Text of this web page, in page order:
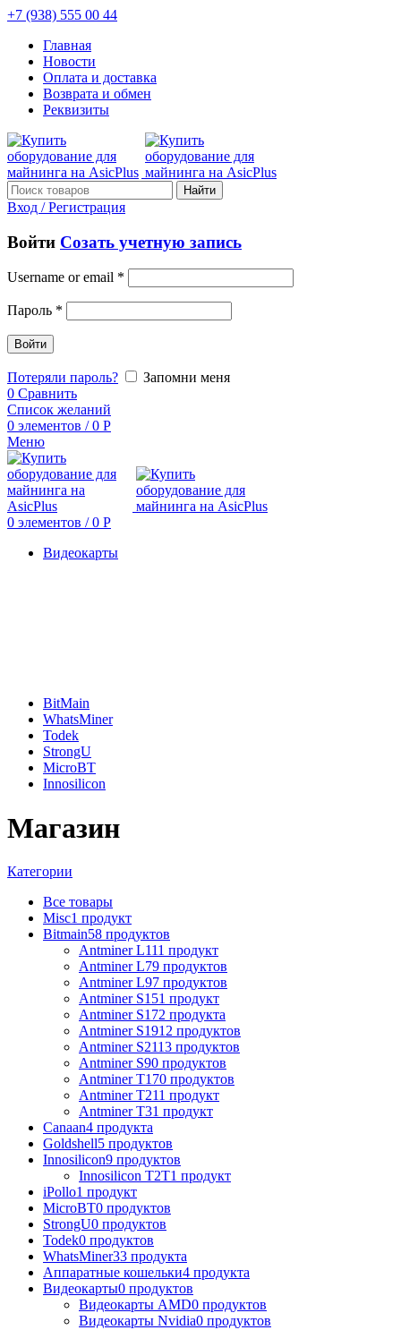
+7 (938) 555 00 44
Главная
Новости
Оплата и доставка
Возврата и обмен
Реквизиты
Найти
Вход / Регистрация
Войти Созать учетную запись
Username or email *
Пароль *
Войти
Потеряли пароль?
Запомни меня
0 Сравнить
Список желаний
0 элементов / 0 Р
Меню
0 элементов / 0 Р
Видеокарты
BitMain
WhatsMiner
Todek
StrongU
MicroBT
Innosilicon
Магазин
Категории
Все товары
Misc1 продукт
Bitmain58 продуктов
Antminer L111 продукт
Antminer L79 продуктов
Antminer L97 продуктов
Antminer S151 продукт
Antminer S172 продукта
Antminer S1912 продуктов
Antminer S2113 продуктов
Antminer S90 продуктов
Antminer T170 продуктов
Antminer T211 продукт
Antminer T31 продукт
Canaan4 продукта
Goldshell5 продуктов
Innosilicon9 продуктов
Innosilicon T2T1 продукт
iPollo1 продукт
MicroBT0 продуктов
StrongU0 продуктов
Todek0 продуктов
WhatsMiner33 продукта
Аппаратные кошельки4 продукта
Видеокарты0 продуктов
Видеокарты AMD0 продуктов
Видеокарты Nvidia0 продуктов